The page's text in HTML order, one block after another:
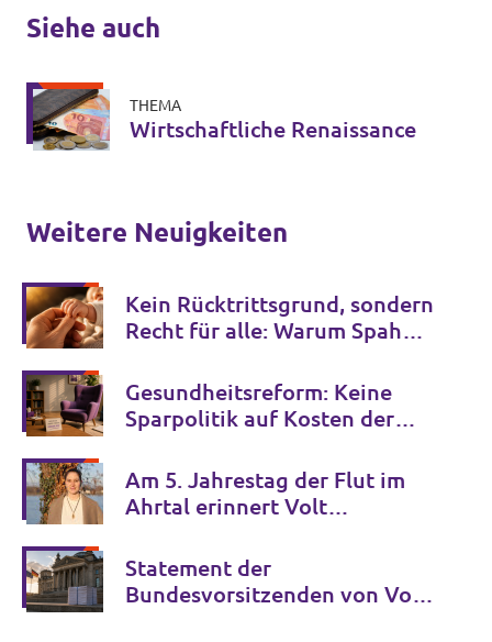
Siehe auch
THEMA
Wirtschaftliche Renaissance
Weitere Neuigkeiten
Kein Rücktrittsgrund, sondern
Recht für alle: Warum Spahns
bleiben darf
Gesundheitsreform: Keine
Sparpolitik auf Kosten der
Am 5. Jahrestag der Flut im
Ahrtal erinnert Volt
Klimakrise und fordert
entschlossenes Handeln
Statement der
Bundesvorsitzenden von Volt